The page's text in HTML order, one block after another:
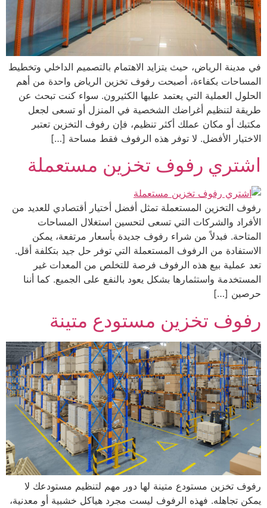
في مدينة الرياض، حيث يتزايد الاهتمام بالتصميم الداخلي وتخطيط
المساحات بكفاءة، أصبحت رفوف تخزين الرياض واحدة من أهم
الحلول العملية التي يعتمد عليها الكثيرون. سواء كنت تبحث عن
طريقة لتنظيم أغراضك الشخصية في المنزل أو تسعى لجعل
مكتبك أو مكان عملك أكثر تنظيم، فإن رفوف التخزين تعتبر
الاختيار الأفضل. لا توفر هذه الرفوف فقط مساحة […]
اشتري رفوف تخزين مستعملة
رفوف التخزين المستعملة تمثل أفضل أختيار أقتصادي للعديد من
الأفراد والشركات التي تسعى لتحسين استغلال المساحات
المتاحة. فبدلاً من شراء رفوف جديدة بأسعار مرتفعة، يمكن
الاستفادة من الرفوف المستعملة التي توفر حل جيد بتكلفة أقل.
تعد عملية بيع هذه الرفوف فرصة للتخلص من المعدات غير
المستخدمة واستثمارها بشكل يعود بالنفع على الجميع. كما أننا
حرصين […]
رفوف تخزين مستودع متينة
رفوف تخزين مستودع متينة لها دور مهم لتنظيم مستودعك لا
يمكن تجاهله. فهذه الرفوف ليست مجرد هياكل خشبية أو معدنية،